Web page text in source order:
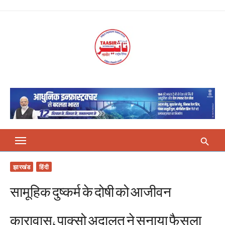
झारखंड हिंदी
सामूहिक दुष्कर्म के दोषी को आजीवन